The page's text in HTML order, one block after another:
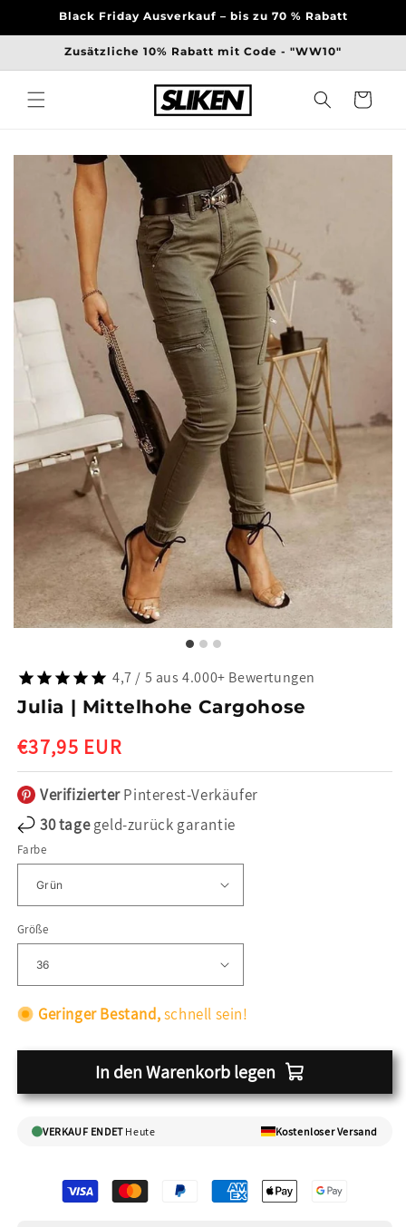
Inhalt
Black Friday Ausverkauf – bis zu 70 % Rabatt
Zusätzliche 10% Rabatt mit Code - "WW10"
Warenkorb
4,7 / 5 aus 4.000+ Bewertungen
Julia | Mittelhohe Cargohose
Normaler
Preis
€37,95 EUR
VerifizierterPinterest-Verkäufer
30 tagegeld-zurück garantie
Farbe
Größe
Geringer Bestand,schnell sein!
In den Warenkorb legen
VERKAUF ENDETHeute Kostenloser Versand